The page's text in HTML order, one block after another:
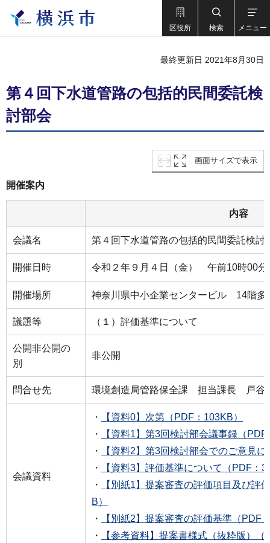
区役所 検索 メニュー
最終更新日 2021年8月30日
第４回下水道管路の包括的民間委託検
討部会
画面サイズで表示
開催案内
内容
会議名 第４回下水道管路の包括的民間委託検討
開催日時 令和２年９月４日（金） 午前10時00分
開催場所 神奈川県中小企業センタービル 14階多
議題等 （１）評価基準について
公開非公開の
別
非公開
問合せ先 環境創造局管路保全課 担当課長 戸
会議資料
・
【資料0】次第（PDF：103KB）
・
【資料1】第3回検討部会議事録（
・
【資料2】第3回検討部会でのご意見
・
【資料3】評価基準について（PDF：
・
【別紙1】提案審査の評価項目及び評
B）
・
【別紙2】提案審査の評価基準（PDF
・
【参考資料】提案書様式（抜粋版）